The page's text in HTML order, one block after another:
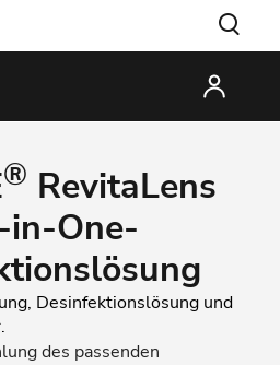
® RevitaLens
in-One-
des passenden